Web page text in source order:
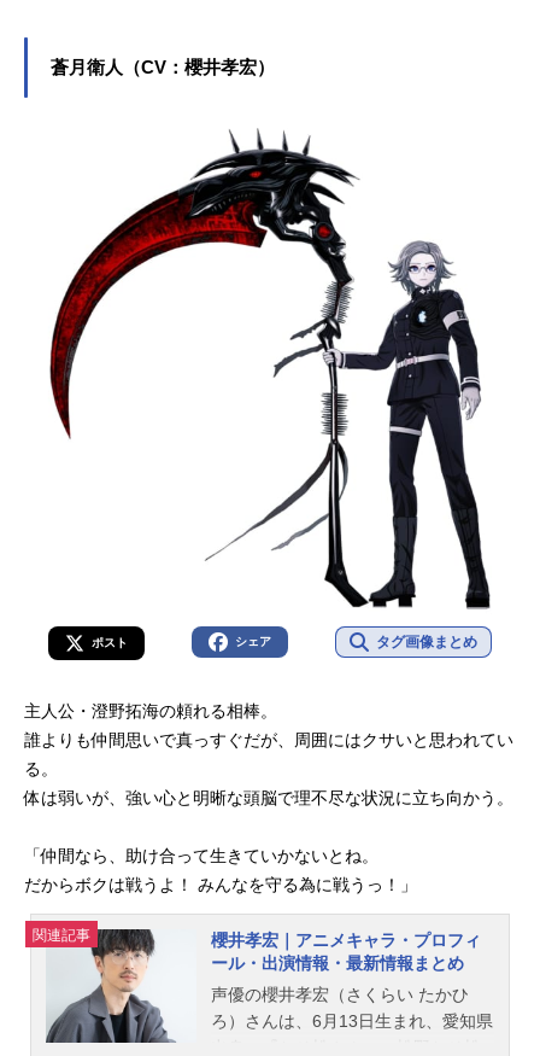
～ジュ！プリキュア』の夏海まなつ
こちらでは、ファイルーズあいさん
のオススメ記事をご紹介！
蒼月衛人（CV：櫻井孝宏）
ポスト シェア タグ画像まとめ
主人公・澄野拓海の頼れる相棒。
誰よりも仲間思いで真っすぐだが、周囲にはクサいと思われてい
る。
体は弱いが、強い心と明晰な頭脳で理不尽な状況に立ち向かう。
「仲間なら、助け合って生きていかないとね。
だからボクは戦うよ！ みんなを守る為に戦うっ！」
関連記事
櫻井孝宏｜アニメキャラ・プロフィ
ール・出演情報・最新情報まとめ
声優の櫻井孝宏（さくらい たかひ
ろ）さんは、6月13日生まれ、愛知県